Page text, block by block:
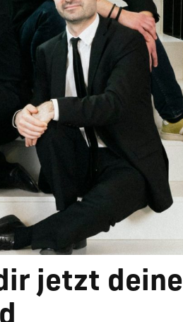
jetzt deine